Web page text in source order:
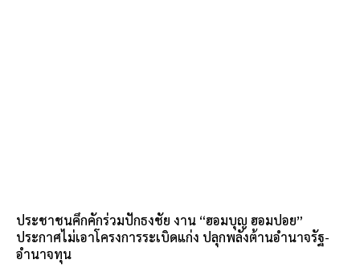
ประชาชนคึกคักร่วมปักธงชัย งาน “ฮอมบุญ ฮอมปอย”
ประกาศไม่เอาโครงการระเบิดแก่ง ปลุกพลังต้านอำนาจรัฐ-
อำนาจทุน